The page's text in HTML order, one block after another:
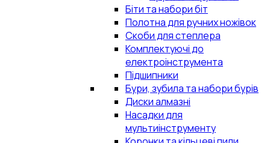
Біти та набори біт
Полотна для ручних ножівок
Скоби для степлера
Комплектуючі до
електроінструмента
Підшипники
Бури, зубила та набори бурів
Диски алмазні
Насадки для
мультиінструменту